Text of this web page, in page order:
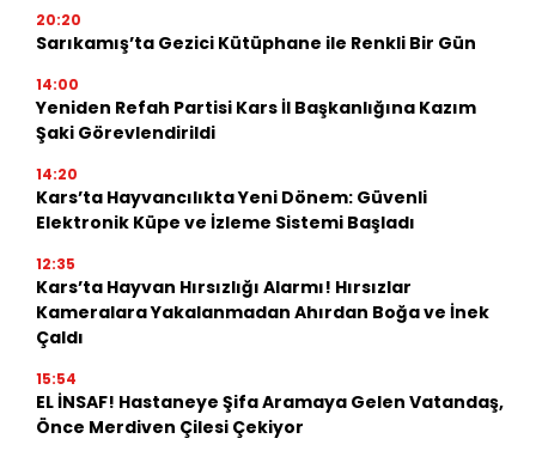
20:20
Sarıkamış’ta Gezici Kütüphane ile Renkli Bir Gün
14:00
Yeniden Refah Partisi Kars İl Başkanlığına Kazım
Şaki Görevlendirildi
14:20
Kars’ta Hayvancılıkta Yeni Dönem: Güvenli
Elektronik Küpe ve İzleme Sistemi Başladı
12:35
Kars’ta Hayvan Hırsızlığı Alarmı! Hırsızlar
Kameralara Yakalanmadan Ahırdan Boğa ve İnek
Çaldı
15:54
EL İNSAF! Hastaneye Şifa Aramaya Gelen Vatandaş,
Önce Merdiven Çilesi Çekiyor